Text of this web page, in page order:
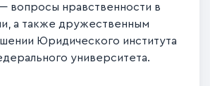
вопросы нравственности в
а также дружественным
Юридического института
университета.